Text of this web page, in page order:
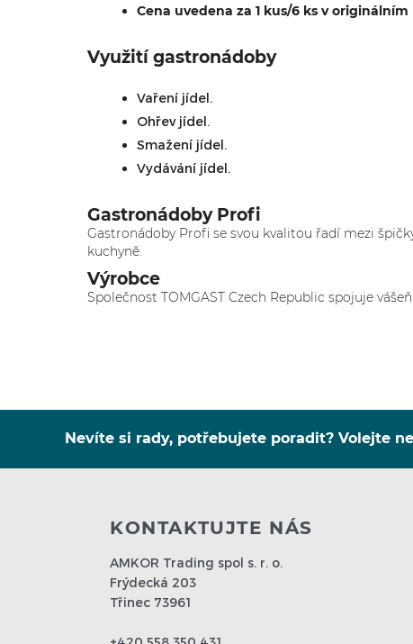
Cena uvedena za 1 kus/6 ks v
Využití gastronádoby
Vaření jídel.
Ohřev jídel.
Smažení jídel.
Vydávání jídel.
Gastronádoby Profi
Gastronádoby Profi se svou kvalitou řadí mezi
kuchyně.
Výrobce
Společnost TOMGAST Czech Republic spojuje
Nevíte si rady, potřebujete poradit? Volejte
KONTAKTUJTE NÁS
AMKOR Trading spol s. r. o.
Frýdecká 203
Třinec 73961